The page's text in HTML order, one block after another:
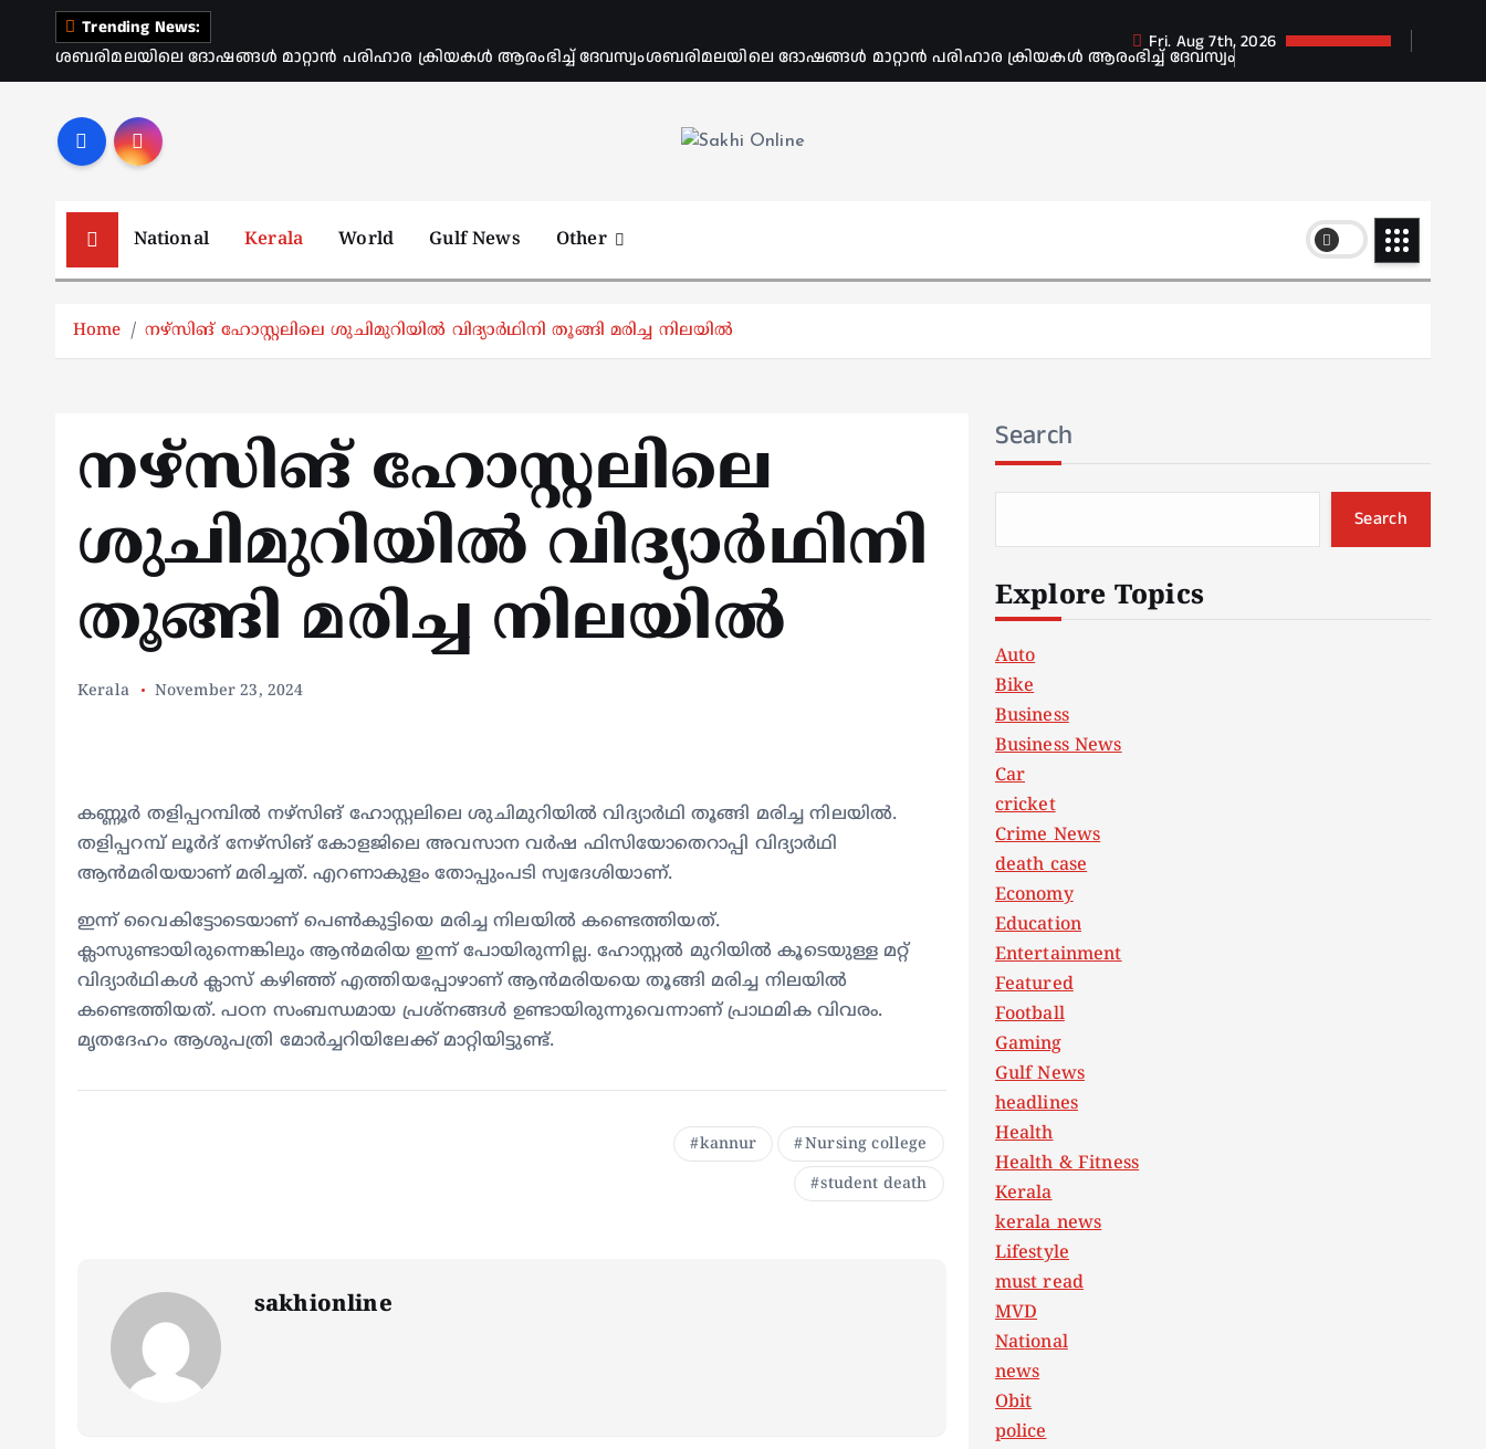
Trending News:
ശബരിമലയിലെ ദോഷങ്ങൾ മാറ്റാൻ പരിഹാര ക്രിയകൾ ആരംഭിച്ച് ദേവസ്വംശബരിമലയിലെ ദോഷങ്ങൾ മാറ്റാൻ പരിഹാര ക്രിയകൾ ആരംഭിച്ച് ദേവസ്വം
Fri. Aug 7th, 2026
National Kerala World Gulf News Other
Home നഴ്‌സിങ് ഹോസ്റ്റലിലെ ശുചിമുറിയില്‍ വിദ്യാര്‍ഥിനി തൂങ്ങി മരിച്ച നിലയില്‍
നഴ്‌സിങ് ഹോസ്റ്റലിലെ
ശുചിമുറിയില്‍ വിദ്യാര്‍ഥിനി
തൂങ്ങി മരിച്ച നിലയില്‍
Kerala November 23, 2024
കണ്ണൂര്‍ തളിപ്പറമ്പില്‍ നഴ്‌സിങ് ഹോസ്റ്റലിലെ ശുചിമുറിയില്‍ വിദ്യാര്‍ഥി തൂങ്ങി മരിച്ച നിലയില്‍.
തളിപ്പറമ്പ് ലൂര്‍ദ് നേഴ്‌സിങ് കോളജിലെ അവസാന വര്‍ഷ ഫിസിയോതെറാപ്പി വിദ്യാര്‍ഥി
ആന്‍മരിയയാണ് മരിച്ചത്. എറണാകുളം തോപ്പുംപടി സ്വദേശിയാണ്.
ഇന്ന് വൈകിട്ടോടെയാണ് പെണ്‍കുട്ടിയെ മരിച്ച നിലയില്‍ കണ്ടെത്തിയത്.
ക്ലാസുണ്ടായിരുന്നെങ്കിലും ആന്‍മരിയ ഇന്ന് പോയിരുന്നില്ല. ഹോസ്റ്റല്‍ മുറിയില്‍ കൂടെയുള്ള മറ്റ്
വിദ്യാര്‍ഥികള്‍ ക്ലാസ് കഴിഞ്ഞ് എത്തിയപ്പോഴാണ് ആന്‍മരിയയെ തൂങ്ങി മരിച്ച നിലയില്‍
കണ്ടെത്തിയത്. പഠന സംബന്ധമായ പ്രശ്‌നങ്ങള്‍ ഉണ്ടായിരുന്നുവെന്നാണ് പ്രാഥമിക വിവരം.
മൃതദേഹം ആശുപത്രി മോര്‍ച്ചറിയിലേക്ക് മാറ്റിയിട്ടുണ്ട്.
kannur Nursing college
student death
sakhionline
Search
Search
Explore Topics
Auto
Bike
Business
Business News
Car
cricket
Crime News
death case
Economy
Education
Entertainment
Featured
Football
Gaming
Gulf News
headlines
Health
Health & Fitness
Kerala
kerala news
Lifestyle
must read
MVD
National
news
Obit
police